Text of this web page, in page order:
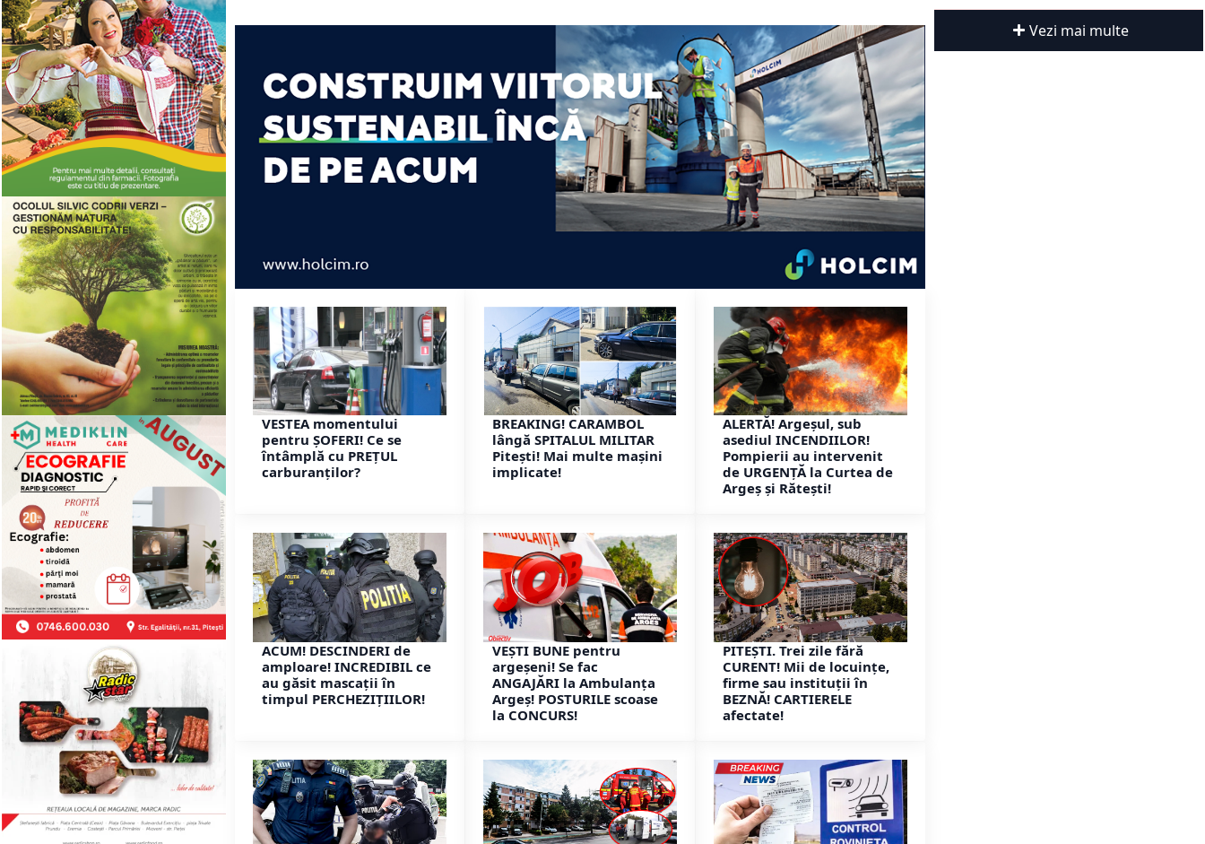
VESTEA momentului
pentru ȘOFERI! Ce se
întâmplă cu PREȚUL
carburanților?
BREAKING! CARAMBOL
lângă SPITALUL MILITAR
Pitești! Mai multe mașini
implicate!
ALERTĂ! Argeșul, sub
asediul INCENDIILOR!
Pompierii au intervenit
de URGENȚĂ la Curtea de
Argeș și Rătești!
ACUM! DESCINDERI de
amploare! INCREDIBIL ce
au găsit mascații în
timpul PERCHEZIȚIILOR!
VEȘTI BUNE pentru
argeșeni! Se fac
ANGAJĂRI la Ambulanța
Argeș! POSTURILE scoase
la CONCURS!
PITEȘTI. Trei zile fără
CURENT! Mii de locuințe,
firme sau instituții în
BEZNĂ! CARTIERELE
afectate!
Vezi mai multe